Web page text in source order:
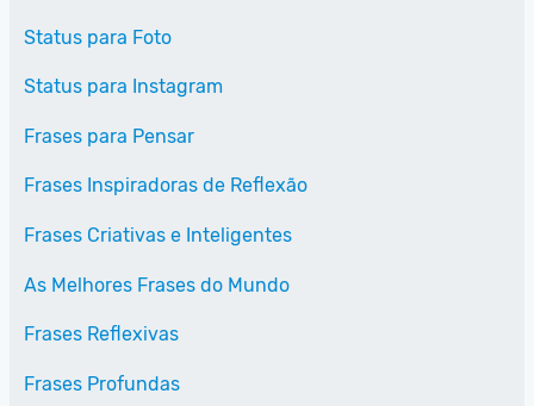
Status para Foto
Status para Instagram
Frases para Pensar
Frases Inspiradoras de Reflexão
Frases Criativas e Inteligentes
As Melhores Frases do Mundo
Frases Reflexivas
Frases Profundas